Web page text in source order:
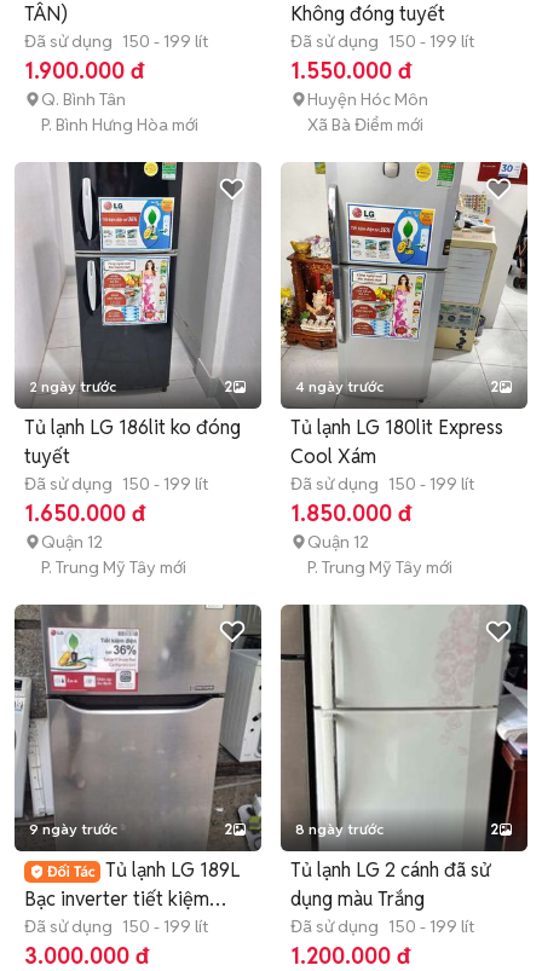
TÂN)
Đã sử dụng 150 - 199 lít
1.900.000 đ
Q. Bình Tân
P. Bình Hưng Hòa mới
Không đóng tuyết
Đã sử dụng 150 - 199 lít
1.550.000 đ
Huyện Hóc Môn
Xã Bà Điểm mới
2 ngày trước 2
Tủ lạnh LG 186lit ko đóng
tuyết
Đã sử dụng 150 - 199 lít
1.650.000 đ
Quận 12
P. Trung Mỹ Tây mới
4 ngày trước 2
Tủ lạnh LG 180lit Express
Cool Xám
Đã sử dụng 150 - 199 lít
1.850.000 đ
Quận 12
P. Trung Mỹ Tây mới
9 ngày trước 2
Tủ lạnh LG 189L
Bạc inverter tiết kiệm
điện
Đã sử dụng 150 - 199 lít
3.000.000 đ
8 ngày trước 2
Tủ lạnh LG 2 cánh đã sử
dụng màu Trắng
Đã sử dụng 150 - 199 lít
1.200.000 đ